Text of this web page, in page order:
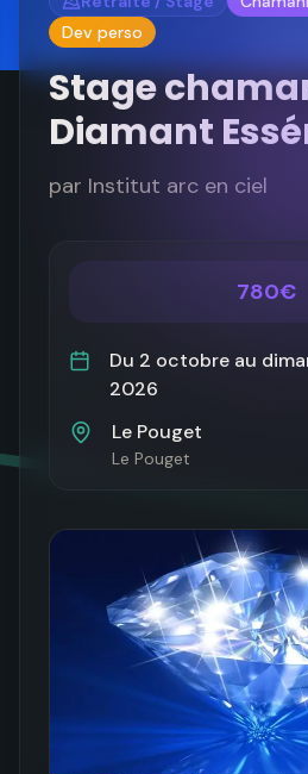
Dev perso
Stage
Diamant
par Institut arc en ciel
780€
Du 2 octobre au
2026
Le Pouget
Le Pouget